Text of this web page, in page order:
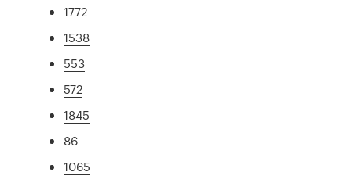
1772
1538
553
572
1845
86
1065